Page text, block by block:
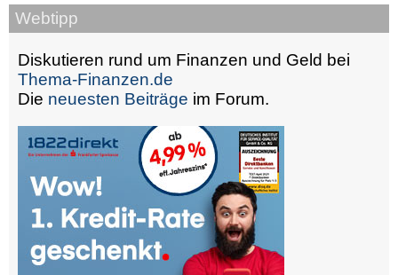
Webtipp
Diskutieren rund um Finanzen und Geld bei
Thema-Finanzen.de
Die neuesten Beiträge im Forum.